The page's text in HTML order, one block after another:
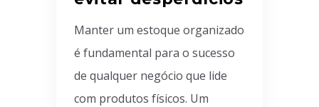
Manter um estoque organizado
é fundamental para o sucesso
de qualquer negócio que lide
com produtos físicos. Um